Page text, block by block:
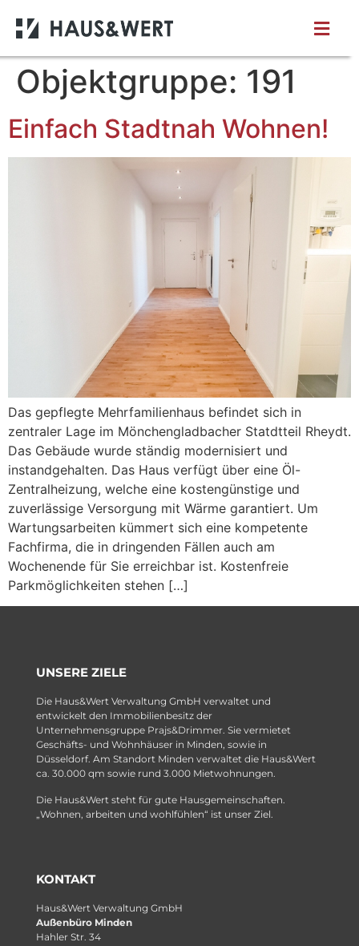
Objektgruppe: 191
Einfach Stadtnah Wohnen!
Das gepflegte Mehrfamilienhaus befindet sich in
zentraler Lage im Mönchengladbacher Statdtteil Rheydt.
Das Gebäude wurde ständig modernisiert und
instandgehalten. Das Haus verfügt über eine Öl-
Zentralheizung, welche eine kostengünstige und
zuverlässige Versorgung mit Wärme garantiert. Um
Wartungsarbeiten kümmert sich eine kompetente
Fachfirma, die in dringenden Fällen auch am
Wochenende für Sie erreichbar ist. Kostenfreie
Parkmöglichkeiten stehen […]
UNSERE ZIELE
Die Haus&Wert Verwaltung GmbH verwaltet und
entwickelt den Immobilienbesitz der
Unternehmensgruppe Prajs&Drimmer. Sie vermietet
Geschäfts- und Wohnhäuser in Minden, sowie in
Düsseldorf. Am Standort Minden verwaltet die Haus&Wert
ca. 30.000 qm sowie rund 3.000 Mietwohnungen.
Die Haus&Wert steht für gute Hausgemeinschaften.
„Wohnen, arbeiten und wohlfühlen“ ist unser Ziel.
KONTAKT
Haus&Wert Verwaltung GmbH
Außenbüro Minden
Hahler Str. 34